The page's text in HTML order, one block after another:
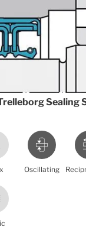
Sealing
Oscillating